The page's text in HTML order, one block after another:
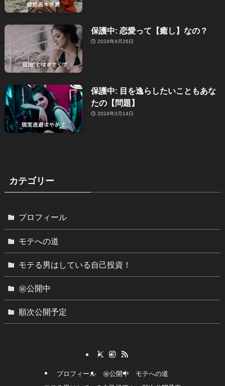
保護中: 恋愛って【癒し】なの？
2024年4月26日
保護中: 目を逸らしたいこともあな
たの【問題】
2024年3月14日
カテゴリー
プロフィール
モテへの道
モテる男はしている自己投資！
㊙︎公開中
順次公開予定
プロフィール ㊙︎公開中
モテへの道